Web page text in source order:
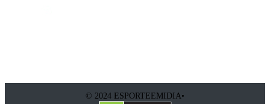
© 2024 ESPORTEEMIDIA•